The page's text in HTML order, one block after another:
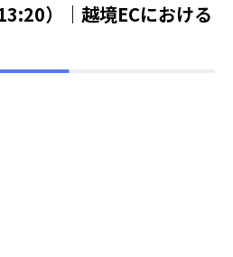
）｜越境ECにおける